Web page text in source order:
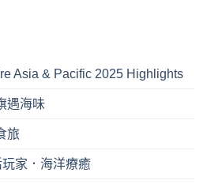
Asia & Pacific 2025 Highlights
遇海味
旅
家．海洋療癒